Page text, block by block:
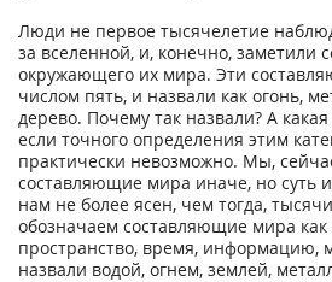
Люди не первое тысячелетие
за вселенной, и, конечно, заметили
окружающего их мира. Эти
числом пять, и назвали как огонь,
дерево. Почему так назвали? А
если точного определения этим
практически невозможно. Мы,
составляющие мира иначе, но суть
нам не более ясен, чем тогда,
обозначаем составляющие мира
пространство, время,
назвали водой, огнем, землей,